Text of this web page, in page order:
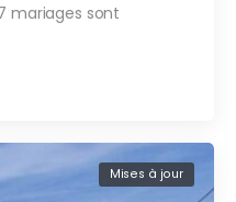
mariages sont
Mises à jour